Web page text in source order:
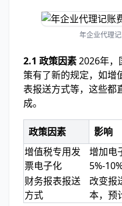
年企业代理
2.1 政策因素2026年，
策有了新的规定，如增
表报送方式等，这些都
成。
政策因素
影响
增值税专用发
票电子化
增加电
5%-
财务报表报送
方式
改变报
本，预